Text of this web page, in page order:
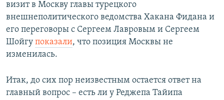
визит в Москву главы турецкого
внешнеполитического ведомства Хакана Фидана и
его переговоры с Сергеем Лавровым и Сергеем
Шойгу показали, что позиция Москвы не
изменилась.
Итак, до сих пор неизвестным остается ответ на
главный вопрос – есть ли у Реджепа Тайипа